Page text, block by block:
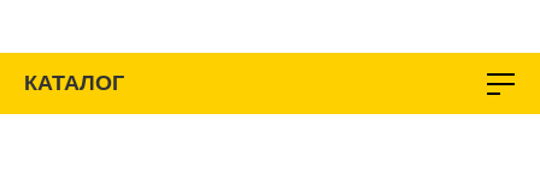
содержимому
КАТАЛОГ